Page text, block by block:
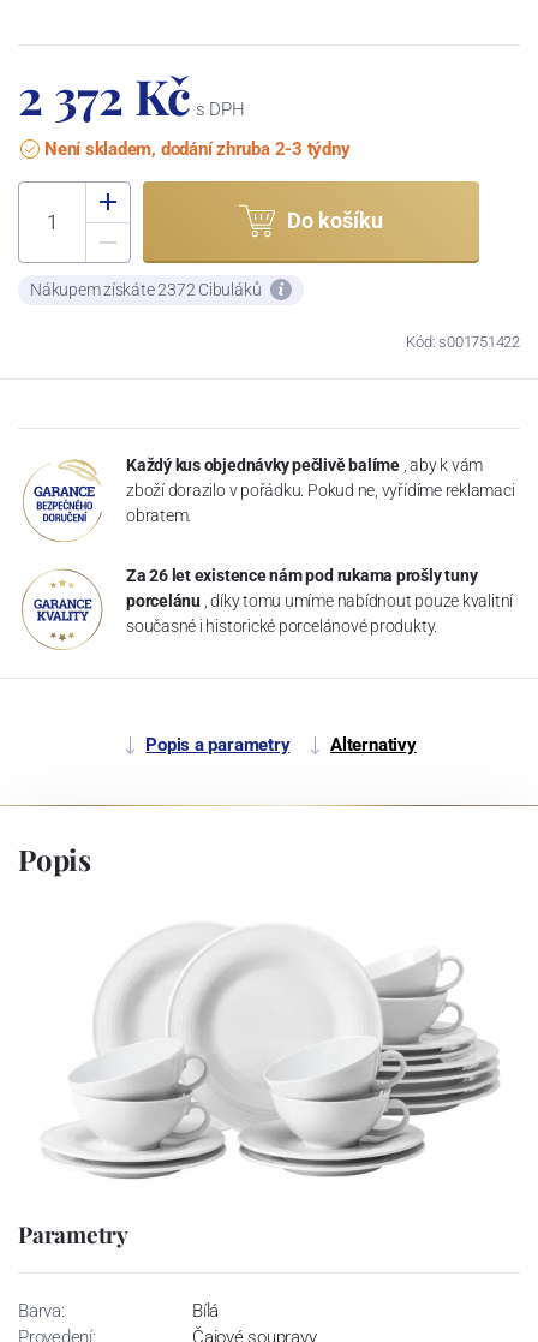
2 372 Kč s DPH
Není skladem, dodání zhruba 2-3 týdny
Do košíku
Nákupem získáte 2372 Cibuláků
Kód: s001751422
Každý kus objednávky pečlivě balíme , aby k vám
zboží dorazilo v pořádku. Pokud ne, vyřídíme reklamaci
obratem.
Za 26 let existence nám pod rukama prošly tuny
porcelánu , díky tomu umíme nabídnout pouze kvalitní
současné i historické porcelánové produkty.
Popis a parametry Alternativy
Popis
Parametry
Barva:
Bílá